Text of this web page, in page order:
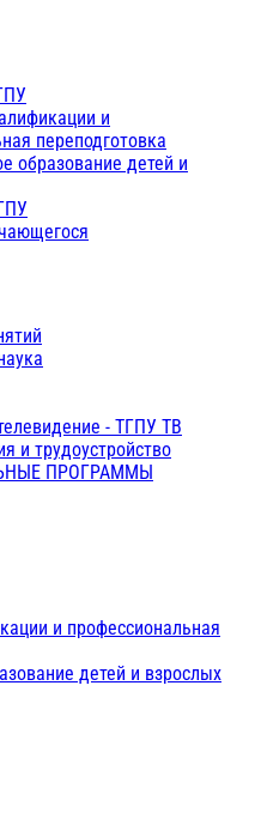
и
переподготовка
образование детей и
- ТГПУ ТВ
и трудоустройство
ПРОГРАММЫ
и профессиональная
детей и взрослых